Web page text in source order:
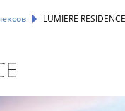
LUMIERE RESIDENCE